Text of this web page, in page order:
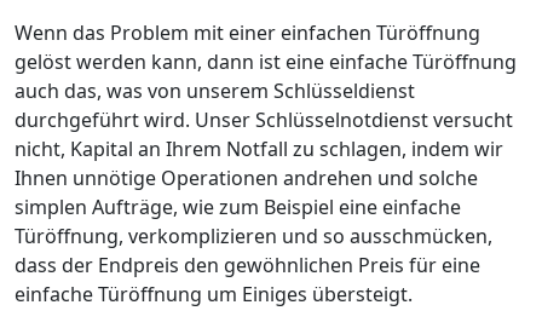
Wenn das Problem mit einer einfachen Türöffnung
gelöst werden kann, dann ist eine einfache Türöffnung
auch das, was von unserem Schlüsseldienst
durchgeführt wird. Unser Schlüsselnotdienst versucht
nicht, Kapital an Ihrem Notfall zu schlagen, indem wir
Ihnen unnötige Operationen andrehen und solche
simplen Aufträge, wie zum Beispiel eine einfache
Türöffnung, verkomplizieren und so ausschmücken,
dass der Endpreis den gewöhnlichen Preis für eine
einfache Türöffnung um Einiges übersteigt.